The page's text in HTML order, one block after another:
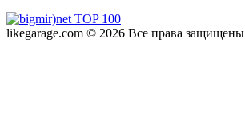
likegarage.com © 2026 Все права защищены